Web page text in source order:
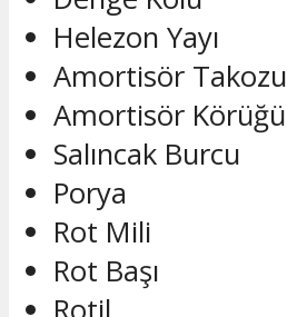
Helezon Yayı
Amortisör Takozu
Amortisör Körüğü
Salıncak Burcu
Porya
Rot Mili
Rot Başı